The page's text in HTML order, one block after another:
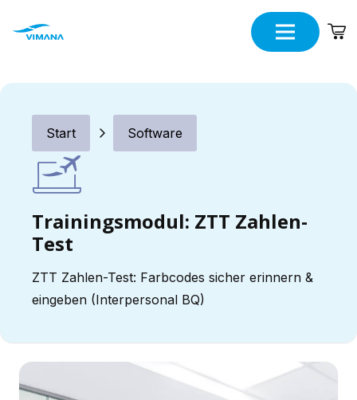
Start Software
Trainingsmodul: ZTT Zahlen-
Test
ZTT Zahlen-Test: Farbcodes sicher erinnern &
eingeben (Interpersonal BQ)